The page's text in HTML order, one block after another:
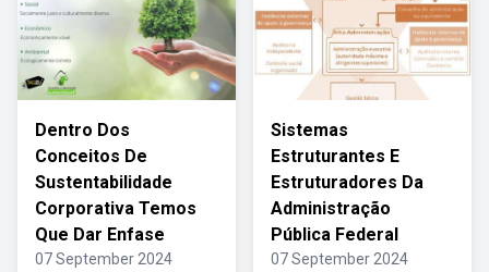
Dentro Dos
Conceitos De
Sustentabilidade
Corporativa Temos
Que Dar Enfase
07 September 2024
Sistemas
Estruturantes E
Estruturadores Da
Administração
Pública Federal
07 September 2024